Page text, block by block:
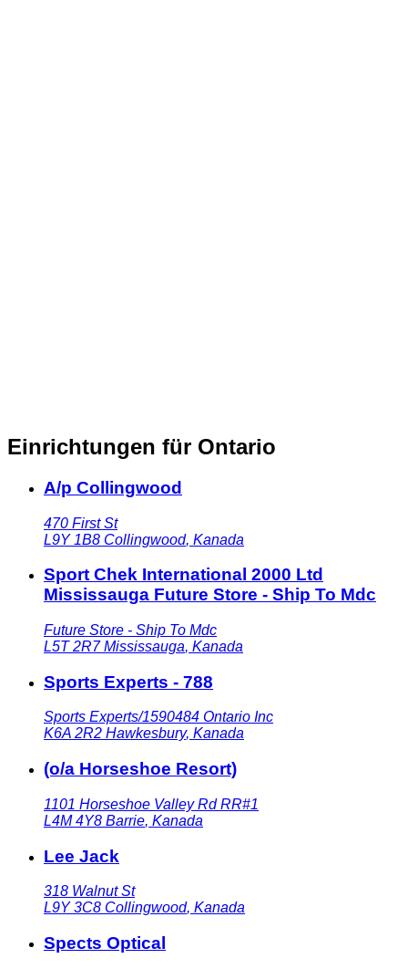
Einrichtungen für Ontario
A/p Collingwood
470 First St
L9Y 1B8 Collingwood, Kanada
Sport Chek International 2000 Ltd
Mississauga Future Store - Ship To Mdc
Future Store - Ship To Mdc
L5T 2R7 Mississauga, Kanada
Sports Experts - 788
Sports Experts/1590484 Ontario Inc
K6A 2R2 Hawkesbury, Kanada
(o/a Horseshoe Resort)
1101 Horseshoe Valley Rd RR#1
L4M 4Y8 Barrie, Kanada
Lee Jack
318 Walnut St
L9Y 3C8 Collingwood, Kanada
Spects Optical